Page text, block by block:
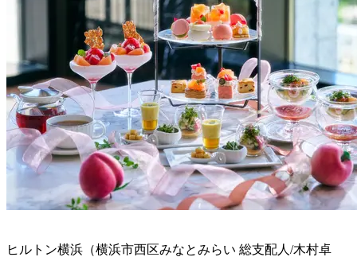
ヒルトン横浜（横浜市西区みなとみらい 総支配人/木村卓